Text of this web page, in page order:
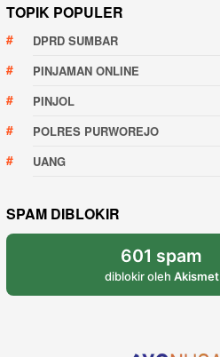
TOPIK POPULER
DPRD SUMBAR
PINJAMAN ONLINE
PINJOL
POLRES PURWOREJO
UANG
SPAM DIBLOKIR
601 spam
diblokir oleh Akismet